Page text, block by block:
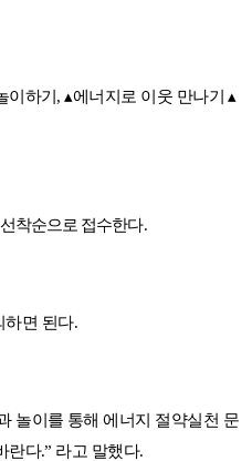
이하기 ,▴에너지로 이웃 만나기▴
착순으로 접수한다.
하면 된다.
놀이를 통해 에너지 절약실천 문
란다.” 라고 말했다.